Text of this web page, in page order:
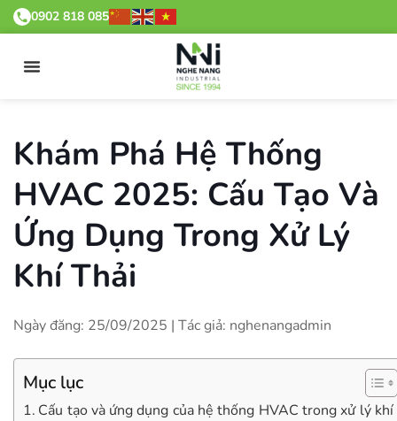
0902 818 085
Khám Phá Hệ Thống
HVAC 2025: Cấu Tạo Và
Ứng Dụng Trong Xử Lý
Khí Thải
Ngày đăng: 25/09/2025 | Tác giả: nghenangadmin
Mục lục
Cấu tạo và ứng dụng của hệ thống HVAC trong xử lý khí